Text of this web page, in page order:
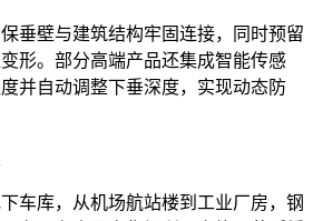
壁与建筑结构牢固连接，同时预留
形。部分高端产品还集成智能传感
并自动调整下垂深度，实现动态防
库，从机场航站楼到工业厂房，钢